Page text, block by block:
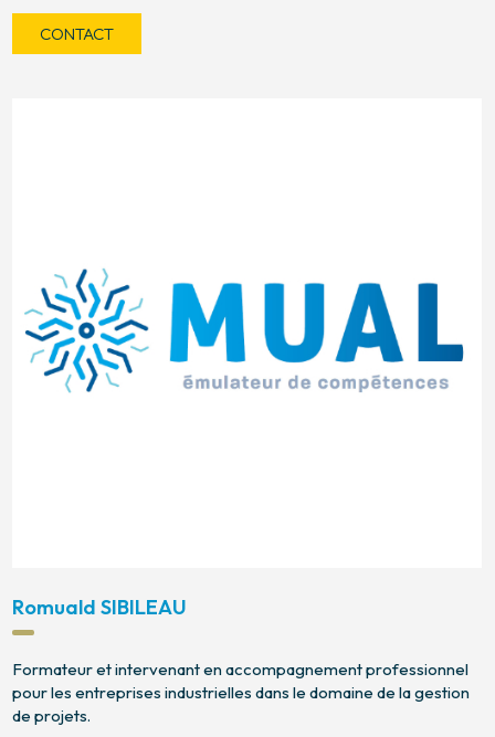
CONTACT
Romuald SIBILEAU
Formateur et intervenant en accompagnement professionnel
pour les entreprises industrielles dans le domaine de la gestion
de projets.